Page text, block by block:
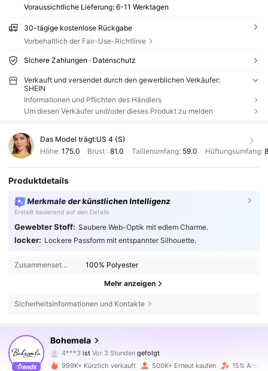
Voraussichtliche Lieferung: 6-11 Werktagen
30-tägige kostenlose Rückgabe
Vorbehaltlich der Fair-Use-Richtlinie
Sichere Zahlungen · Datenschutz
Verkauft und versendet durch den gewerblichen Verkäufer:
SHEIN
Informationen und Pflichten des Händlers
Um diesen Verkäufer und/oder dieses Produkt zu melden
Das Model trägt:US 4 (S)
Höhe: 175.0 Brust :81.0 Taillenumfang: 59.0 Hüftungsumfang:
Produktdetails
Merkmale der künstlichen Intelligenz
Erstellt basierend auf den Details
Gewebter Stoff: Saubere Web-Optik mit edlem Charme.
locker: Lockere Passform mit entspannter Silhouette.
Zusammensetzung: 100% Polyester
Mehr anzeigen
Sicherheitsinformationen und Kontakte
Bohemela
4***3ist Vor 3 Stunden
i***uist am Durchsuchen
4,80
1.3M Follower
999K+ Kürzlich verkauft 500K+ Erneut kaufen 15%